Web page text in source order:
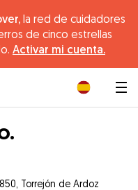
la red de cuidadores
de cinco estrellas
Activar mi cuenta.
Torrejón de Ardoz